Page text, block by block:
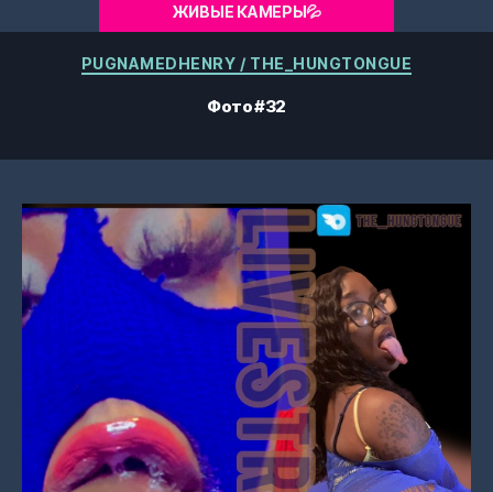
ЖИВЫЕ КАМЕРЫ💦
Категории
PUGNAMEDHENRY / THE_HUNGTONGUE
Фото #32